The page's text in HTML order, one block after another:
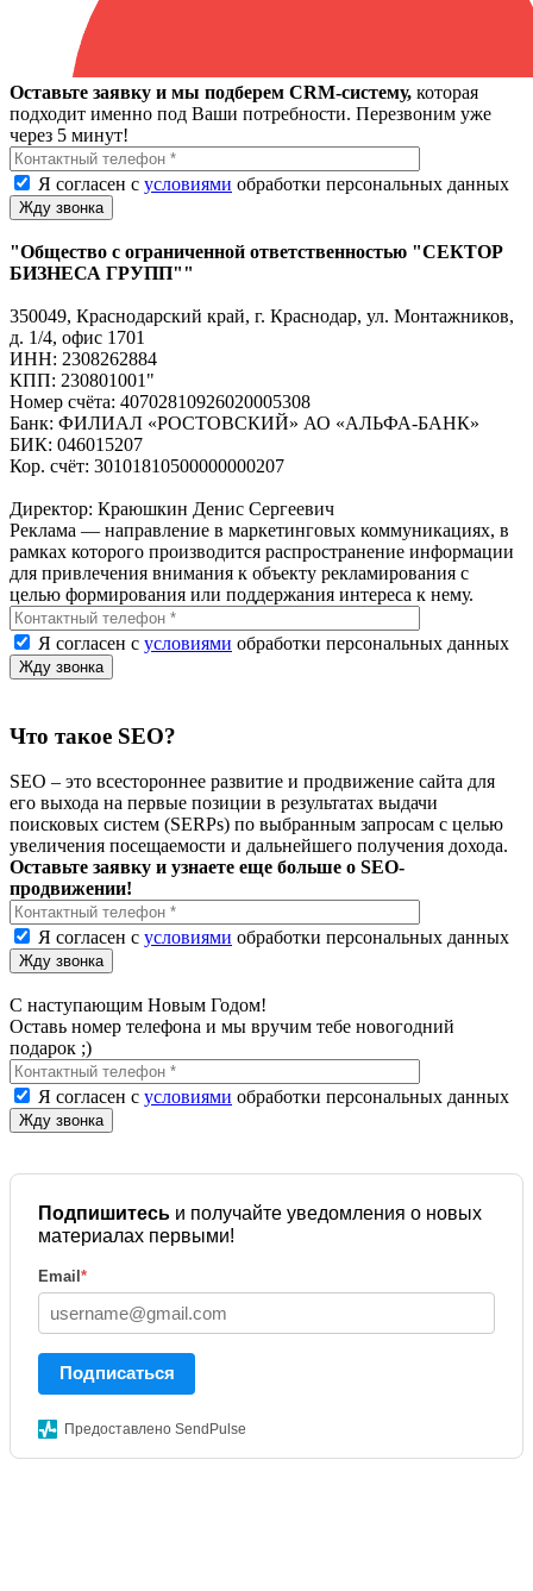
Оставьте заявку и мы подберем CRM-систему, которая
подходит именно под Ваши потребности. Перезвоним уже
через 5 минут!
Я согласен с условиями обработки персональных данных
"Общество с ограниченной ответственностью "СЕКТОР
БИЗНЕСА ГРУПП""
350049, Краснодарский край, г. Краснодар, ул. Монтажников,
д. 1/4, офис 1701
ИНН: 2308262884
КПП: 230801001"
Номер счёта: 40702810926020005308
Банк: ФИЛИАЛ «РОСТОВСКИЙ» АО «АЛЬФА-БАНК»
БИК: 046015207
Кор. счёт: 30101810500000000207
Директор: Краюшкин Денис Сергеевич
Реклама — направление в маркетинговых коммуникациях, в
рамках которого производится распространение информации
для привлечения внимания к объекту рекламирования с
целью формирования или поддержания интереса к нему.
Я согласен с условиями обработки персональных данных
Что такое SEO?
SEO – это всестороннее развитие и продвижение сайта для
его выхода на первые позиции в результатах выдачи
поисковых систем (SERPs) по выбранным запросам с целью
увеличения посещаемости и дальнейшего получения дохода.
Оставьте заявку и узнаете еще больше о SEO-
продвижении!
Я согласен с условиями обработки персональных данных
С наступающим Новым Годом!
Оставь номер телефона и мы вручим тебе новогодний
подарок ;)
Я согласен с условиями обработки персональных данных
Подпишитесь и получайте уведомления о новых
материалах первыми!
Email *
Подписаться
Предоставлено SendPulse